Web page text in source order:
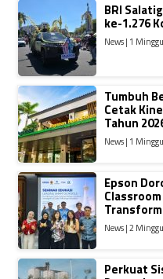
BRI
ke-1.276
News | 1
Tumbuh
Cetak
Tahun
News | 1
Epson
News | 2
Perkuat